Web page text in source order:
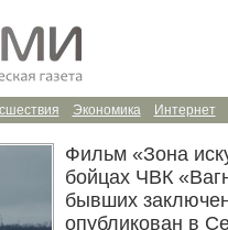
Интернет
Экономика
Фильм «Зона
бойцах ЧВК
бывших
опубликован в